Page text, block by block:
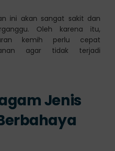
ini akan sangat sakit dan
Oleh karena itu,
kemih perlu cepat
agar tidak terjadi
Jenis